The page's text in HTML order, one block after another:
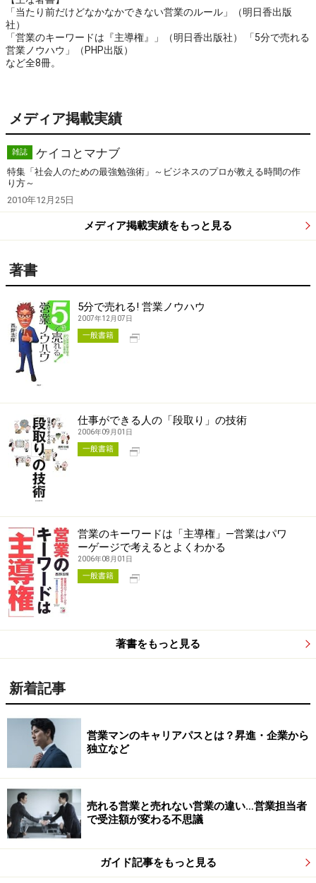
「当たり前だけどなかなかできない営業のルール」（明日香出版
社）
「営業のキーワードは『主導権』」（明日香出版社） 「5分で売れる
営業ノウハウ」（PHP出版）
など全8冊。
メディア掲載実績
雑誌 ケイコとマナブ
特集「社会人のための最強勉強術」～ビジネスのプロが教える時間の作
り方～
2010年12月25日
メディア掲載実績をもっと見る
著書
5分で売れる! 営業ノウハウ
2007年12月07日
一般書籍
仕事ができる人の「段取り」の技術
2006年09月01日
一般書籍
営業のキーワードは「主導権」―営業はパワ
ーゲージで考えるとよくわかる
2006年08月01日
一般書籍
著書をもっと見る
新着記事
営業マンのキャリアパスとは？昇進・企業から
独立など
売れる営業と売れない営業の違い…営業担当者
で受注額が変わる不思議
ガイド記事をもっと見る